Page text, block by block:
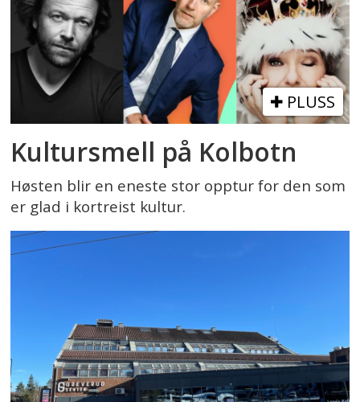
PLUSS
Kultursmell på Kolbotn
Høsten blir en eneste stor opptur for den som
er glad i kortreist kultur.